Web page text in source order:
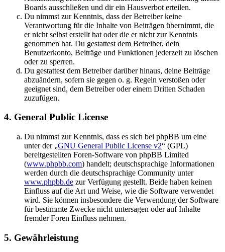
Boards ausschließen und dir ein Hausverbot erteilen.
Du nimmst zur Kenntnis, dass der Betreiber keine
Verantwortung für die Inhalte von Beiträgen übernimmt, die
er nicht selbst erstellt hat oder die er nicht zur Kenntnis
genommen hat. Du gestattest dem Betreiber, dein
Benutzerkonto, Beiträge und Funktionen jederzeit zu löschen
oder zu sperren.
Du gestattest dem Betreiber darüber hinaus, deine Beiträge
abzuändern, sofern sie gegen o. g. Regeln verstoßen oder
geeignet sind, dem Betreiber oder einem Dritten Schaden
zuzufügen.
4. General Public License
Du nimmst zur Kenntnis, dass es sich bei phpBB um eine
unter der „GNU General Public License v2“ (GPL)
bereitgestellten Foren-Software von phpBB Limited
(www.phpbb.com) handelt; deutschsprachige Informationen
werden durch die deutschsprachige Community unter
www.phpbb.de zur Verfügung gestellt. Beide haben keinen
Einfluss auf die Art und Weise, wie die Software verwendet
wird. Sie können insbesondere die Verwendung der Software
für bestimmte Zwecke nicht untersagen oder auf Inhalte
fremder Foren Einfluss nehmen.
5. Gewährleistung